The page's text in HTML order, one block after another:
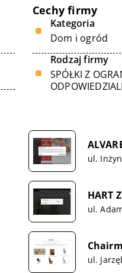
Cechy firmy
Kategoria
Dom i ogród
Rodzaj firmy
SPÓŁKI Z
ul.
HART
ul.
ul.